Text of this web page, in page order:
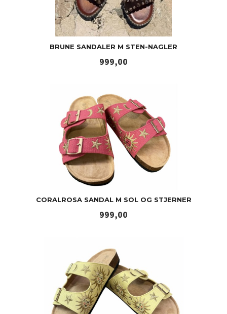
BRUNE SANDALER M STEN-NAGLER
Pris
999,00
CORALROSA SANDAL M SOL OG STJERNER
Pris
999,00